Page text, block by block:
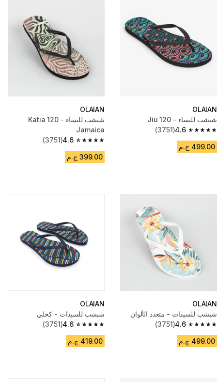
OLAIAN
شبشب للنساء - 120 Jiu
4.6
4.6 out of 5 stars from 3751 reviews
(3751)
499.00 ج.م
OLAIAN
شبشب للنساء - 120 Katia
Jamaica
4.6
4.6 out of 5 stars from 3751 reviews
(3751)
399.00 ج.م
OLAIAN
شبشب للسيدات - متعدد الألوان
4.6
4.6 out of 5 stars from 3751 reviews
(3751)
499.00 ج.م
OLAIAN
شبشب للسيدات - كحلي
4.6
4.6 out of 5 stars from 3751 reviews
(3751)
419.00 ج.م